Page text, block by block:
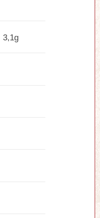
3,1g